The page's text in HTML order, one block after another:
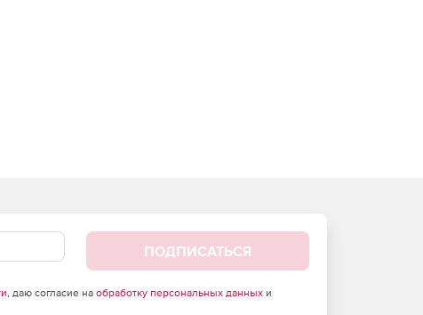
ПОДПИСАТЬСЯ
, даю согласие на обработку персональных данныхи